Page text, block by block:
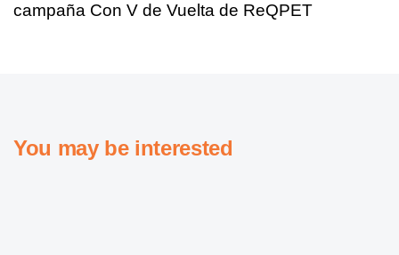
campaña Con V de Vuelta de ReQPET
You may be interested